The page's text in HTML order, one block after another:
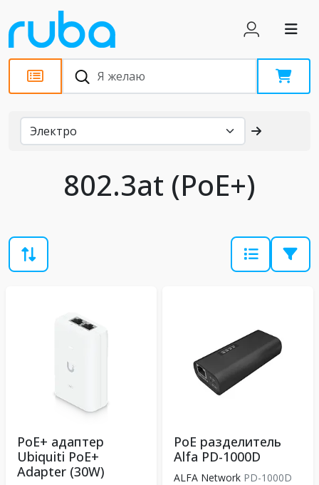
Каталог
802.3at (PoE+)
PoE+ адаптер
Ubiquiti PoE+
Adapter (30W)
PoE разделитель
Alfa PD-1000D
ALFA Network PD-1000D